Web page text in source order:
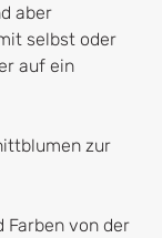
aber
selbst oder
auf ein
zur
Farben von der